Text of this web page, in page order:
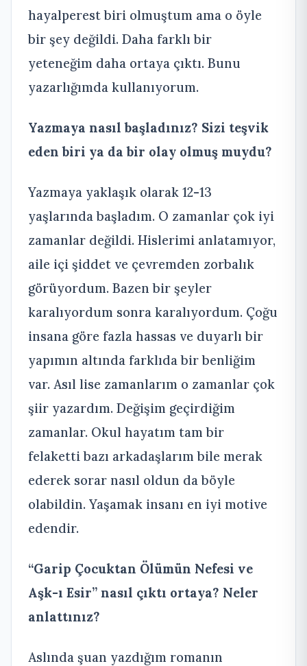
hayalperest biri olmuştum ama o öyle
bir şey değildi. Daha farklı bir
yeteneğim daha ortaya çıktı. Bunu
yazarlığımda kullanıyorum.
Yazmaya nasıl başladınız? Sizi teşvik
eden biri ya da bir olay olmuş muydu?
Yazmaya yaklaşık olarak 12-13
yaşlarında başladım. O zamanlar çok iyi
zamanlar değildi. Hislerimi anlatamıyor,
aile içi şiddet ve çevremden zorbalık
görüyordum. Bazen bir şeyler
karalıyordum sonra karalıyordum. Çoğu
insana göre fazla hassas ve duyarlı bir
yapımın altında farklıda bir benliğim
var. Asıl lise zamanlarım o zamanlar çok
şiir yazardım. Değişim geçirdiğim
zamanlar. Okul hayatım tam bir
felaketti bazı arkadaşlarım bile merak
ederek sorar nasıl oldun da böyle
olabildin. Yaşamak insanı en iyi motive
edendir.
“Garip Çocuktan Ölümün Nefesi ve
Aşk-ı Esir” nasıl çıktı ortaya? Neler
anlattınız?
Aslında şuan yazdığım romanın